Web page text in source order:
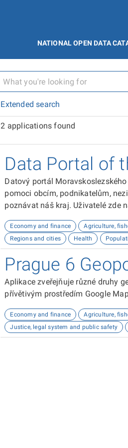
NATIONAL OPEN DATA
Extended search
2 applications found
Data Portal of
Datový portál
pomoci obcím, podnikatelům,
poznávat náš kraj. Uživatelé zde
Economy and finance Agriculture,
Regions and cities
Health
Prague 6
Aplikace zveřejňuje různé druhy
přívětivým prostředím Google
Economy and finance Agriculture,
Justice, legal system and public safety